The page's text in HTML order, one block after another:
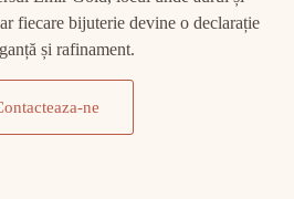
fiecare bijuterie devine o declarație
și rafinament.
ne